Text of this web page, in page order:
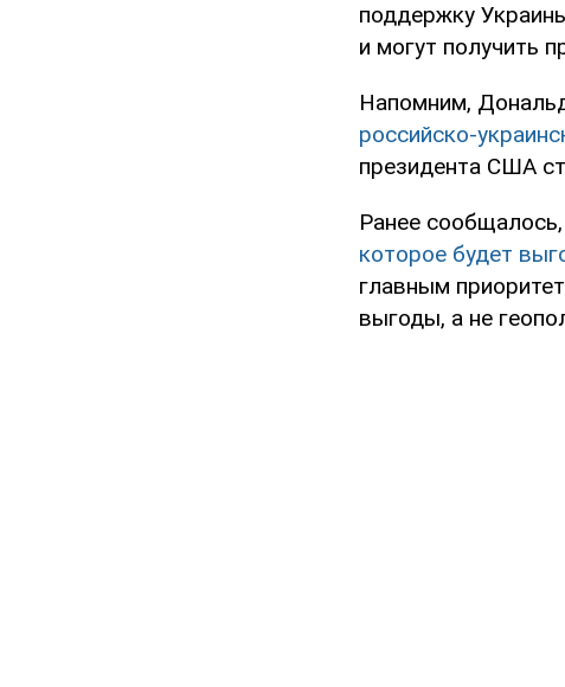
поддержку
и могут получить
Напомним,
российско-
президента США
Ранее
которое будет
главным
выгоды, а не